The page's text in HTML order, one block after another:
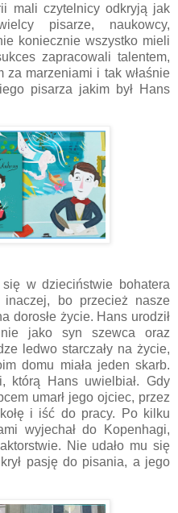
mali czytelnicy odkryją jak
pisarze, naukowcy,
koniecznie wszystko mieli
zapracowali talentem,
za marzeniami i tak właśnie
pisarza jakim był Hans
w dzieciństwie bohatera
bo przecież nasze
dorosłe życie. Hans urodził
jako syn szewca oraz
ledwo starczały na życie,
domu miała jeden skarb.
którą Hans uwielbiał. Gdy
umarł jego ojciec, przez
i iść do pracy. Po kilku
wyjechał do Kopenhagi,
Nie udało mu się
pasję do pisania, a jego